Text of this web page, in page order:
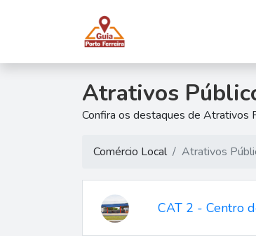
Guia Porto
Atrativos
Confira os destaques de Atrativos
Comércio Local Atrativos
CAT 2 - Centro